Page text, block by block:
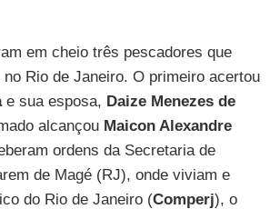
em cheio três pescadores que
Rio de Janeiro. O primeiro acertou
e sua esposa, Daize Menezes de
alcançou Maicon Alexandre
ordens da Secretaria de
de Magé (RJ), onde viviam e
do Rio de Janeiro (Comperj), o